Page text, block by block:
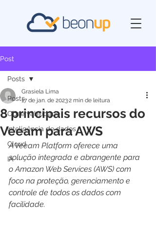
Post
Posts
Observabilidade
Inteligência de dados
Cloud
IA
Posts
8 principais recursos do
Veeam para AWS
Grasiela Lima
17 de jan. de 20232 min de leitura
A Veeam Platform oferece uma
solução integrada e abrangente para
o Amazon Web Services (AWS) com
foco na proteção, gerenciamento e
controle de todos os dados com
facilidade.